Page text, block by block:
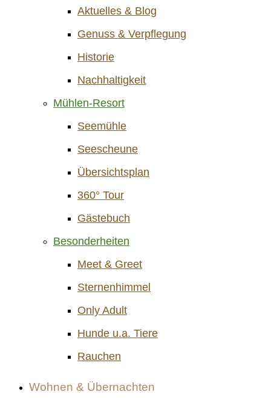
Aktuelles & Blog
Genuss & Verpflegung
Historie
Nachhaltigkeit
Mühlen-Resort
Seemühle
Seescheune
Übersichtsplan
360° Tour
Gästebuch
Besonderheiten
Meet & Greet
Sternenhimmel
Only Adult
Hunde u.a. Tiere
Rauchen
Wohnen & Übernachten